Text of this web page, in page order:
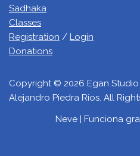
Sadhaka
Classes
Registration / Login
Donations
Copyright © 2026 Egan
Alejandro Piedra Rios. All
Neve| Funciona